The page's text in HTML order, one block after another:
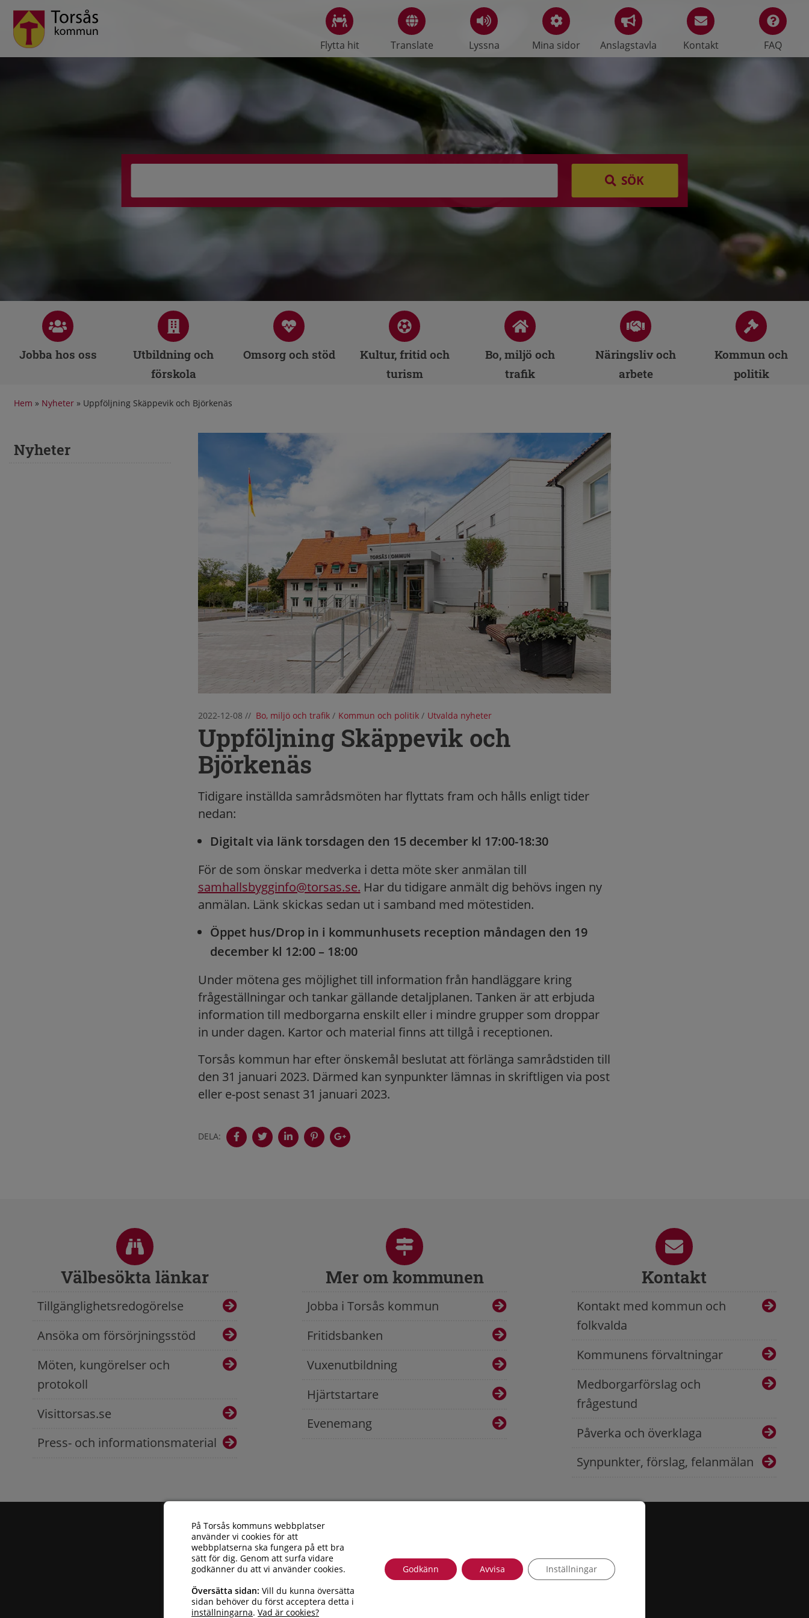
Flytta hit Translate Lyssna Mina sidor Anslagstavla Kontakt FAQ
SÖK
Jobba hos oss
Utbildning och
förskola
Omsorg och stöd
Kultur, fritid och
turism
Bo, miljö och
trafik
Näringsliv och
arbete
Kommun och
politik
Hem » Nyheter » Uppföljning Skäppevik och Björkenäs
Nyheter
2022-12-08 // Bo, miljö och trafik / Kommun och politik / Utvalda nyheter
Uppföljning Skäppevik och
Björkenäs
Tidigare inställda samrådsmöten har flyttats fram och hålls enligt tider
nedan:
Digitalt via länk torsdagen den 15 december kl 17:00-18:30
För de som önskar medverka i detta möte sker anmälan till
samhallsbygginfo@torsas.se. Har du tidigare anmält dig behövs ingen ny
anmälan. Länk skickas sedan ut i samband med mötestiden.
Öppet hus/Drop in i kommunhusets reception måndagen den 19
december kl 12:00 – 18:00
Under mötena ges möjlighet till information från handläggare kring
frågeställningar och tankar gällande detaljplanen. Tanken är att erbjuda
information till medborgarna enskilt eller i mindre grupper som droppar
in under dagen. Kartor och material finns att tillgå i receptionen.
Torsås kommun har efter önskemål beslutat att förlänga samrådstiden till
den 31 januari 2023. Därmed kan synpunkter lämnas in skriftligen via post
eller e-post senast 31 januari 2023.
DELA:
På Torsås kommuns webbplatser
använder vi cookies för att
webbplatserna ska fungera på ett bra
sätt för dig. Genom att surfa vidare
godkänner du att vi använder cookies.
Översätta sidan: Vill du kunna översätta
sidan behöver du först acceptera detta i
inställningarna. Vad är cookies?
Godkänn Avvisa Inställningar
Välbesökta länkar
Tillgänglighetsredogörelse
Ansöka om försörjningsstöd
Möten, kungörelser och
protokoll
Visittorsas.se
Press- och informationsmaterial
Mer om kommunen
Jobba i Torsås kommun
Fritidsbanken
Vuxenutbildning
Hjärtstartare
Evenemang
Kontakt
Kontakt med kommun och
folkvalda
Kommunens förvaltningar
Medborgarförslag och
frågestund
Påverka och överklaga
Synpunkter, förslag, felanmälan
Torsås kommun
| Besöksadress: Allfargatan 26 | Postadress: Torsås kommun, Box 503, 385 25 Torsås
Telefonnummer: 010 – 35 33 100 | Organisationsnummer: 212000-0696 | E-post: